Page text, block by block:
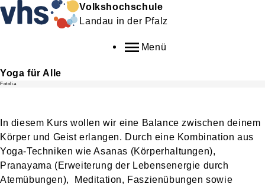
Volkshochschule
Landau in der Pfalz
Menü
Yoga für Alle
Fotolia
In diesem Kurs wollen wir eine Balance zwischen deinem
Körper und Geist erlangen. Durch eine Kombination aus
Yoga-Techniken wie Asanas (Körperhaltungen),
Pranayama (Erweiterung der Lebensenergie durch
Atemübungen), Meditation, Faszienübungen sowie